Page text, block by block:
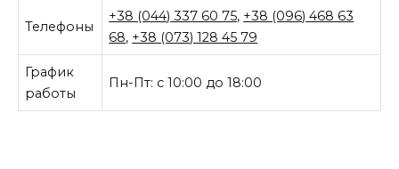
Телефоны
+38 (044) 337 60 75, +38 (096) 468 63
68, +38 (073) 128 45 79
График
работы
Пн-Пт: с 10:00 до 18:00